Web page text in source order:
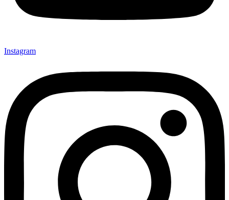
Instagram